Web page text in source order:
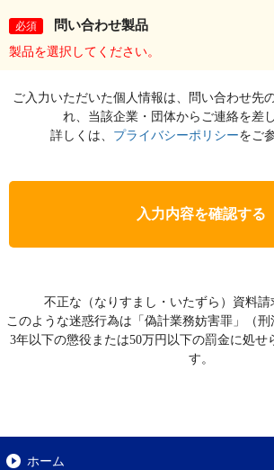
必須 問い合わせ製品
製品を選択してください。
ご入力いただいた個人情報は、問い合わせ先
れ、当該企業・団体からご連絡を差
詳しくは、 プライバシーポリシーをご
入力内容を確認する
不正な（なりすまし・いたずら）資料請
このような迷惑行為は「偽計業務妨害罪」（刑
3年以下の懲役または50万円以下の罰金に処せ
す。
ホーム